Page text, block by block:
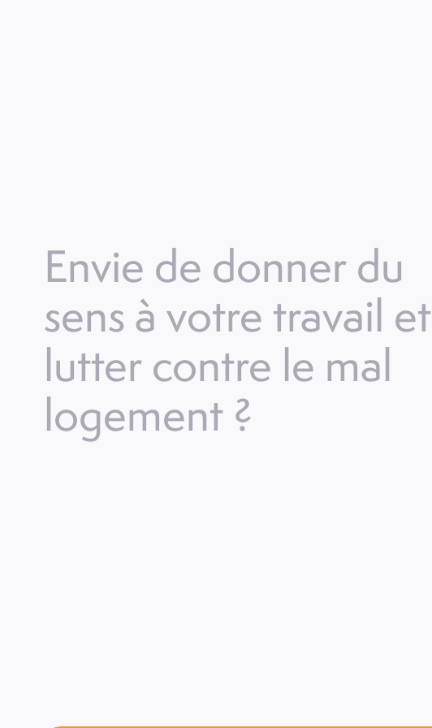
Envie de donner du
sens à votre travail et
lutter contre le mal
logement ?